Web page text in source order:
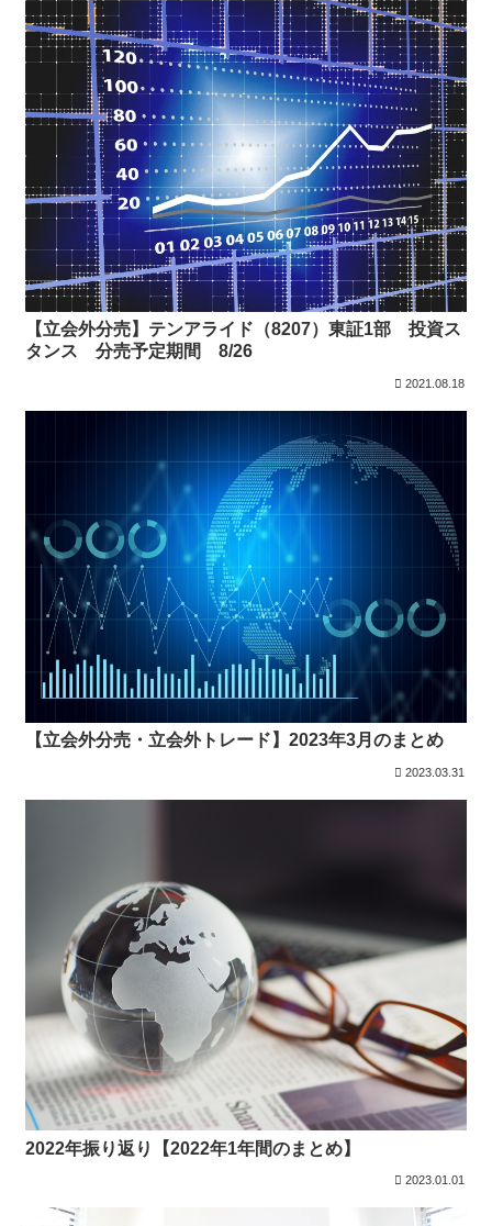
【立会外分売】テンアライド（8207）東証1部 投資ス
タンス 分売予定期間 8/26
2021.08.18
【立会外分売・立会外トレード】2023年3月のまとめ
2023.03.31
2022年振り返り【2022年1年間のまとめ】
2023.01.01